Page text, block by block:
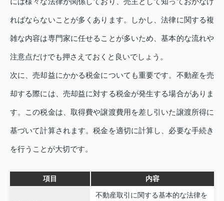
ればならないことが多くあります。しかし、法律に関する複
雑な内容は専門家に任せることが多いため、基本的な流れや
注意点だけでも押さえておくと良いでしょう。
次に、売却益にかかる税金についても重要です。不動産を売
却する際には、売却益に対する税金が発生する場合がありま
す。この税金は、取得費や譲渡費用を差し引いた譲渡所得に
基づいて計算されます。税金を適切に計算し、必要な手続き
を行うことが大切です。
項目 内容
不動産取引に関する基本的な法律を